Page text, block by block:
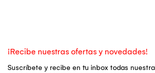
¡Recibe nuestras ofertas y novedades!
Suscríbete y recibe en tu inbox todas